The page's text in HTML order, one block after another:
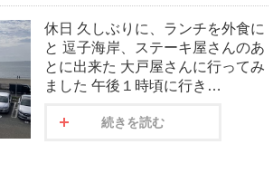
休日 久しぶりに、ランチを外食に
と 逗子海岸、ステーキ屋さんのあ
とに出来た 大戸屋さんに行ってみ
ました 午後１時頃に行き…
続きを読む